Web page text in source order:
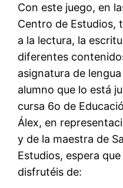
Con este juego, en
Centro de Estudios,
a la lectura, la
diferentes
asignatura de
alumno que lo está
cursa 6o de
Álex, en
y de la maestra de
Estudios, espera
disfrutéis de: